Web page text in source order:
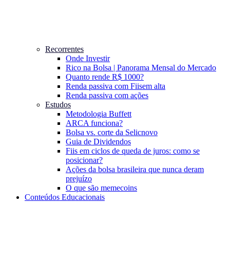
Recorrentes
Onde Investir
Rico na Bolsa | Panorama Mensal do Mercado
Quanto rende R$ 1000?
Renda passiva com Fiisem alta
Renda passiva com ações
Estudos
Metodologia Buffett
ARCA funciona?
Bolsa vs. corte da Selicnovo
Guia de Dividendos
Fiis em ciclos de queda de juros: como se
posicionar?
Ações da bolsa brasileira que nunca deram
prejuízo
O que são memecoins
Conteúdos Educacionais